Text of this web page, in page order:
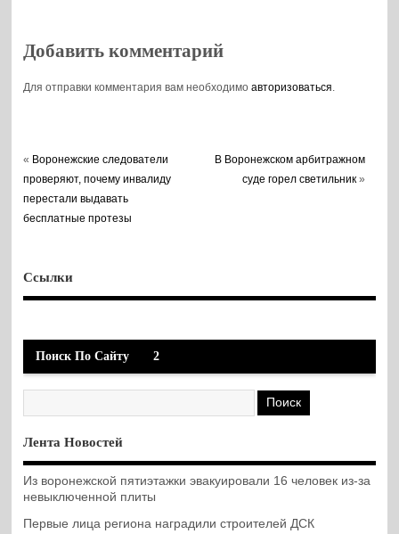
Добавить комментарий
Для отправки комментария вам необходимоавторизоваться.
« Воронежские следователи
проверяют, почему инвалиду
перестали выдавать
бесплатные протезы
В Воронежском арбитражном
суде горел светильник »
Ссылки
Поиск По Сайту 2
Лента Новостей
Из воронежской пятиэтажки эвакуировали 16 человек из-за
невыключенной плиты
Первые лица региона наградили строителей ДСК